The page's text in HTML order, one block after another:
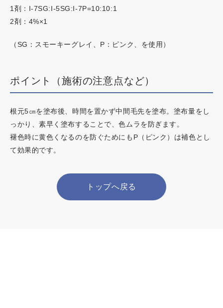
1剤：I-7SG:I-5SG:I-7P=10:10:1
2剤：4%×1
（SG：スモーキーグレイ、P：ピンク、を使用）
ポイント（施術の注意点など）
根元5㎝を塗布後、時間を置かず中間毛先を塗布。塗布量をし
っかり、素早く塗布することで、色ムラを防ぎます。
褪色時に黄色くなるのを防ぐためにもP（ピンク）は補色とし
て効果的です。
トップへ戻る